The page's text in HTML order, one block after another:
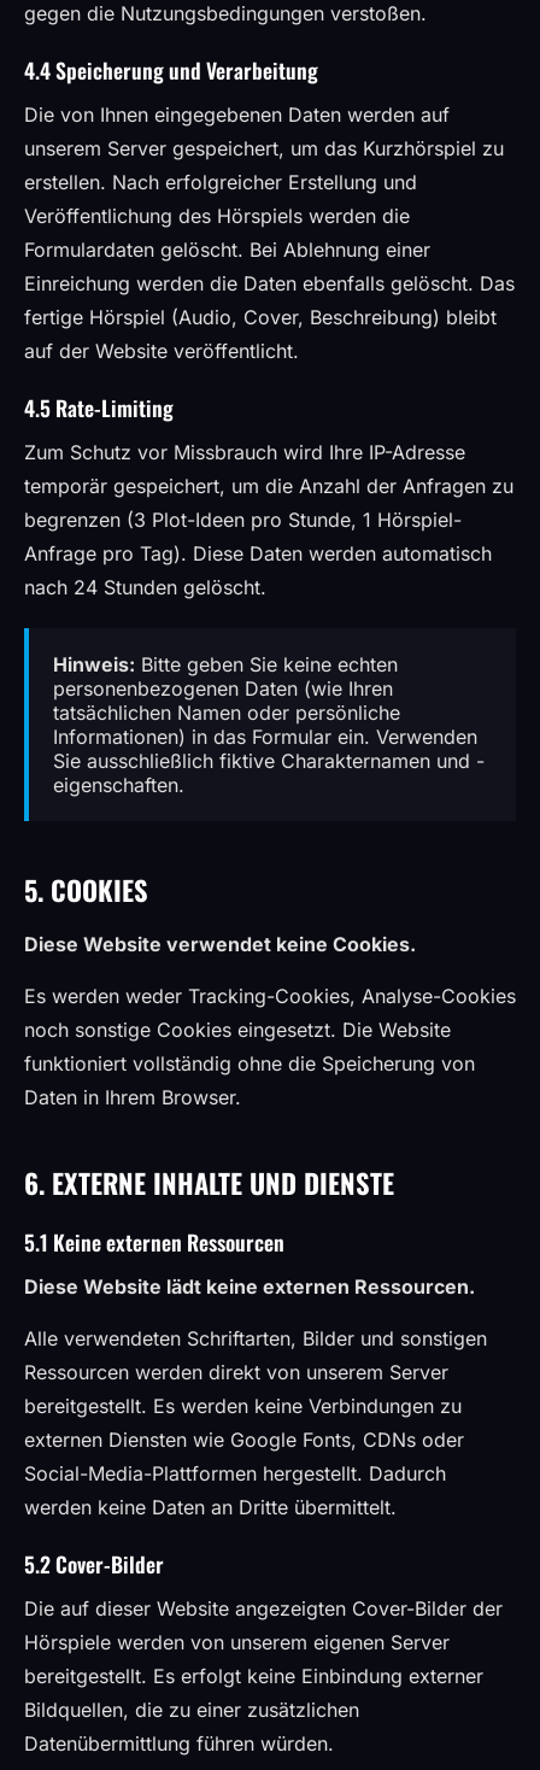
gegen die Nutzungsbedingungen verstoßen.
4.4 Speicherung und Verarbeitung
Die von Ihnen eingegebenen Daten werden auf
unserem Server gespeichert, um das Kurzhörspiel zu
erstellen. Nach erfolgreicher Erstellung und
Veröffentlichung des Hörspiels werden die
Formulardaten gelöscht. Bei Ablehnung einer
Einreichung werden die Daten ebenfalls gelöscht. Das
fertige Hörspiel (Audio, Cover, Beschreibung) bleibt
auf der Website veröffentlicht.
4.5 Rate-Limiting
Zum Schutz vor Missbrauch wird Ihre IP-Adresse
temporär gespeichert, um die Anzahl der Anfragen zu
begrenzen (3 Plot-Ideen pro Stunde, 1 Hörspiel-
Anfrage pro Tag). Diese Daten werden automatisch
nach 24 Stunden gelöscht.
Hinweis: Bitte geben Sie keine echten
personenbezogenen Daten (wie Ihren
tatsächlichen Namen oder persönliche
Informationen) in das Formular ein. Verwenden
Sie ausschließlich fiktive Charakternamen und -
eigenschaften.
5. COOKIES
Diese Website verwendet keine Cookies.
Es werden weder Tracking-Cookies, Analyse-Cookies
noch sonstige Cookies eingesetzt. Die Website
funktioniert vollständig ohne die Speicherung von
Daten in Ihrem Browser.
6. EXTERNE INHALTE UND DIENSTE
5.1 Keine externen Ressourcen
Diese Website lädt keine externen Ressourcen.
Alle verwendeten Schriftarten, Bilder und sonstigen
Ressourcen werden direkt von unserem Server
bereitgestellt. Es werden keine Verbindungen zu
externen Diensten wie Google Fonts, CDNs oder
Social-Media-Plattformen hergestellt. Dadurch
werden keine Daten an Dritte übermittelt.
5.2 Cover-Bilder
Die auf dieser Website angezeigten Cover-Bilder der
Hörspiele werden von unserem eigenen Server
bereitgestellt. Es erfolgt keine Einbindung externer
Bildquellen, die zu einer zusätzlichen
Datenübermittlung führen würden.